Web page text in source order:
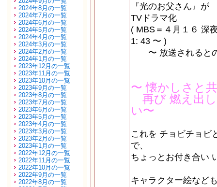
2024年8月の一覧
2024年7月の一覧
2024年6月の一覧
2024年5月の一覧
2024年4月の一覧
2024年3月の一覧
2024年2月の一覧
2024年1月の一覧
2023年12月の一覧
2023年11月の一覧
2023年10月の一覧
2023年9月の一覧
2023年8月の一覧
2023年7月の一覧
2023年6月の一覧
2023年5月の一覧
2023年4月の一覧
2023年3月の一覧
2023年2月の一覧
2023年1月の一覧
2022年12月の一覧
2022年11月の一覧
2022年10月の一覧
2022年9月の一覧
2022年8月の一覧
『光のお父さん』が
TVドラマ化
( MBS＝４月１６ 深
1: 43 〜 )
〜 放送されると
〜 懐かしさと
再び 燃え出
い〜
これを チョビチョ
で、
ちょっとお付き合い
キャラクター絵など